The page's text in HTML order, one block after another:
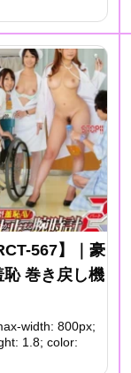
567】｜豪
巻き戻し機
width: 800px;
1.8; color: